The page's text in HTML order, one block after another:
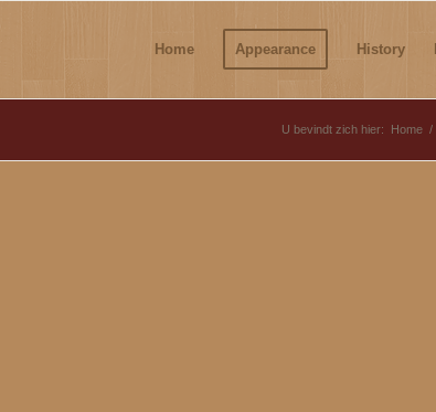
Home Appearance History
U bevindt zich hier: Home /